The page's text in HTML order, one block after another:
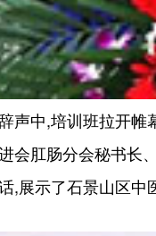
中,培训班拉开帷
会肛肠分会秘书长
,展示了石景山区